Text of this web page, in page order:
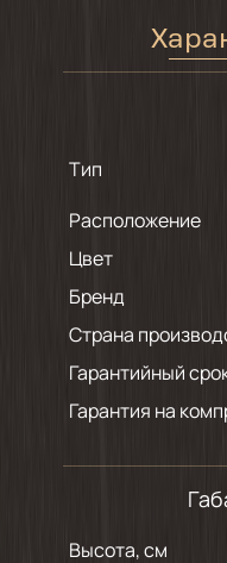
Тип
Расположение
Цвет
Бренд
Страна
Гарантийный
Гарантия на
Высота, см